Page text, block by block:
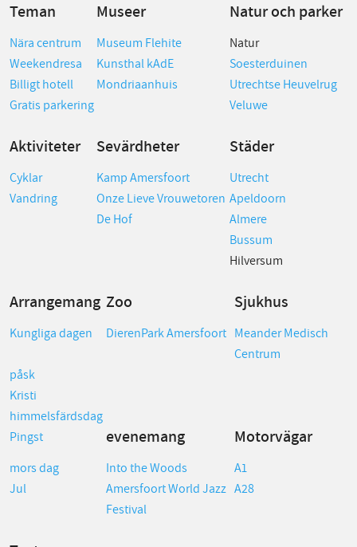
Teman Museer Natur och parker
Nära centrum Museum Flehite
Natur
Weekendresa
Kunsthal kAdE
Soesterduinen
Billigt hotell
Mondriaanhuis
Utrechtse Heuvelrug
Gratis parkering
Veluwe
Aktiviteter Sevärdheter Städer
Cyklar Kamp Amersfoort
Utrecht
Vandring
Onze Lieve Vrouwetoren Apeldoorn
De Hof
Almere
Bussum
Hilversum
Arrangemang Zoo Sjukhus
Kungliga dagen DierenPark Amersfoort Meander Medisch
Centrum
påsk
Kristi
himmelsfärdsdag
Pingst
evenemang Motorvägar
mors dag Into the Woods
A1
Jul
Amersfoort World Jazz
Festival
A28